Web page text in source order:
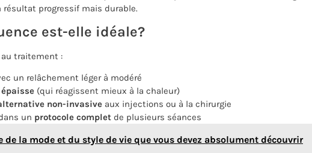
progressif mais durable.
est-elle idéale?
traitement :
un relâchement léger à modéré
(qui réagissent mieux à la chaleur)
non-invasive aux injections ou à la chirurgie
un protocole complet de plusieurs séances
de la mode et du style de vie que vous devez absolument découvrir